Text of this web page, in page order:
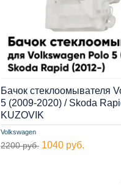
Volkswagen
Бачок стеклоомывателя
5 (2009-2020) / Skoda
KUZOVIK
2200 руб. 1040 руб.